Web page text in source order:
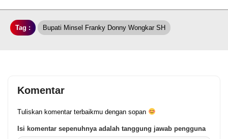
Tag : Bupati Minsel Franky Donny Wongkar SH
Komentar
Tuliskan komentar terbaikmu dengan sopan
Isi komentar sepenuhnya adalah tanggung jawab pengguna